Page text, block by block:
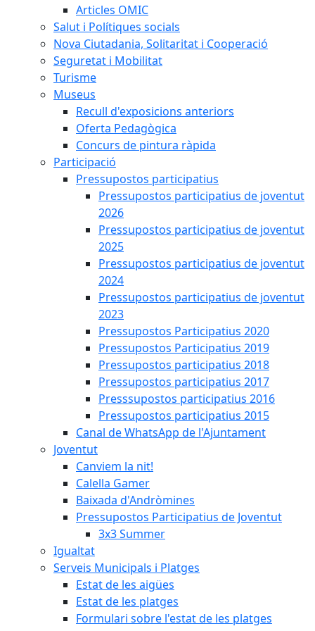
Articles OMIC
Salut i Polítiques socials
Nova Ciutadania, Solitaritat i Cooperació
Seguretat i Mobilitat
Turisme
Museus
Recull d'exposicions anteriors
Oferta Pedagògica
Concurs de pintura ràpida
Participació
Pressupostos participatius
Pressupostos participatius de joventut
2026
Pressupostos participatius de joventut
2025
Pressupostos participatius de joventut
2024
Pressupostos participatius de joventut
2023
Pressupostos Participatius 2020
Pressupostos Participatius 2019
Pressupostos participatius 2018
Pressupostos participatius 2017
Presssupostos participatius 2016
Pressupostos participatius 2015
Canal de WhatsApp de l'Ajuntament
Joventut
Canviem la nit!
Calella Gamer
Baixada d'Andròmines
Pressupostos Participatius de Joventut
3x3 Summer
Igualtat
Serveis Municipals i Platges
Estat de les aigües
Estat de les platges
Formulari sobre l'estat de les platges